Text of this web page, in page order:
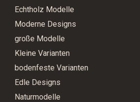
Echtholz Modelle
Moderne Designs
große Modelle
Kleine Varianten
bodenfeste Varianten
Edle Designs
Naturmodelle